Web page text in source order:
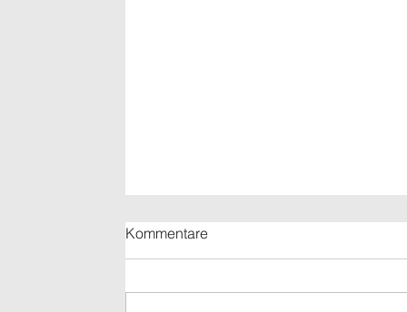
Kommentare